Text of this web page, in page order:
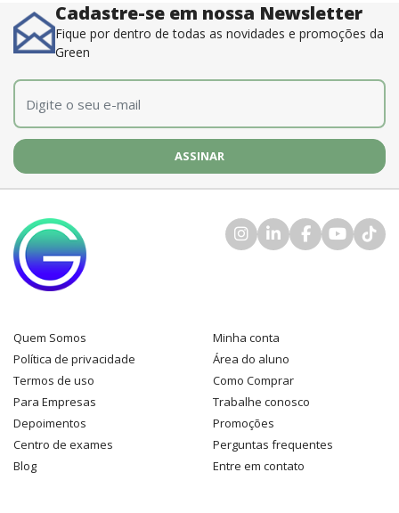
Cadastre-se em nossa Newsletter
Fique por dentro de todas as novidades e promoções da
Green
E-mail
Quem Somos
Política de privacidade
Termos de uso
Para Empresas
Depoimentos
Centro de exames
Blog
Minha conta
Área do aluno
Como Comprar
Trabalhe conosco
Promoções
Perguntas frequentes
Entre em contato